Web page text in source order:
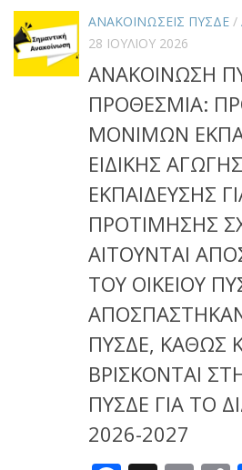
ΑΝΑΚΟΙΝΩΣΕΙΣ ΠΥΣΔΕ /
28 ΙΟΥΛΊΟΥ 2026
ΑΝΑΚΟΙΝΩΣΗ
ΠΡΟΘΕΣΜΙΑ:
ΜΟΝΙΜΩΝ
ΕΙΔΙΚΗΣ
ΕΚΠΑΙΔΕΥΣΗΣ
ΠΡΟΤΙΜΗΣΗΣ
ΑΙΤΟΥΝΤΑΙ
ΤΟΥ ΟΙΚΕΙΟΥ
ΠΥΣΔΕ, ΚΑΘΩΣ
ΒΡΙΣΚΟΝΤΑΙ
ΠΥΣΔΕ ΓΙΑ ΤΟ
2026-2027